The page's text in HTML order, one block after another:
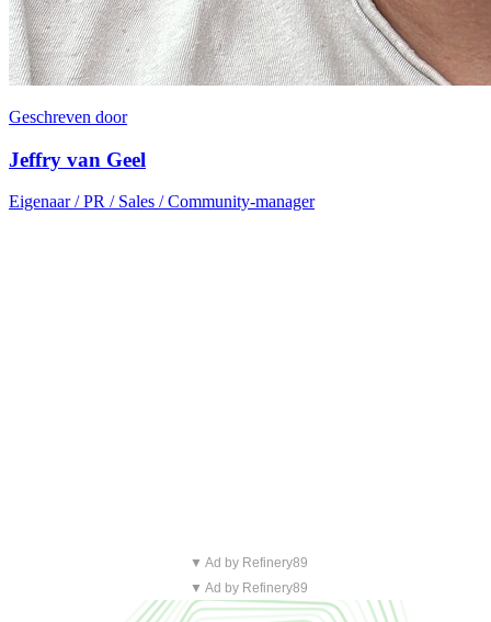
Geschreven door
Jeffry van Geel
Eigenaar / PR / Sales / Community-manager
▼ Ad by Refinery89
▼ Ad by Refinery89